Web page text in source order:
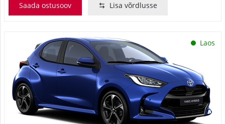
Saada ostusoov Lisa võrdlusse
Laos